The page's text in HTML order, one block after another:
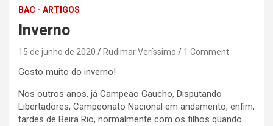
BAC - ARTIGOS
Inverno
15 de junho de 2020 Rudimar Veríssimo 1 Comment
Gosto muito do inverno!
Nos outros anos, já Campeao Gaucho, Disputando
Libertadores, Campeonato Nacional em andamento, enfim,
tardes de Beira Rio, normalmente com os filhos quando